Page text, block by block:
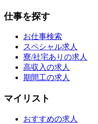
仕事を探す
お仕事検索
スペシャル求人
寮/社宅ありの求人
高収入の求人
期間工の求人
マイリスト
おすすめの求人